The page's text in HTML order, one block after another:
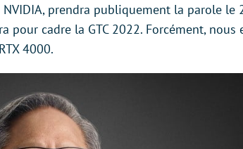
NVIDIA, prendra publiquement la parole
pour cadre la GTC 2022. Forcément,
4000.